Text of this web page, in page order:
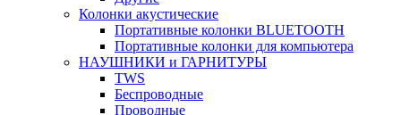
Колонки акустические
Портативные колонки BLUETOOTH
Портативные колонки для компьютера
НАУШНИКИ и ГАРНИТУРЫ
TWS
Беспроводные
Проводные